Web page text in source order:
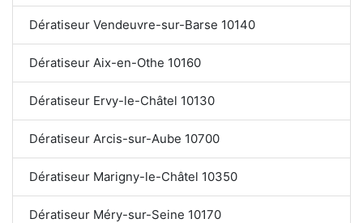
Dératiseur Vendeuvre-sur-Barse 10140
Dératiseur Aix-en-Othe 10160
Dératiseur Ervy-le-Châtel 10130
Dératiseur Arcis-sur-Aube 10700
Dératiseur Marigny-le-Châtel 10350
Dératiseur Méry-sur-Seine 10170